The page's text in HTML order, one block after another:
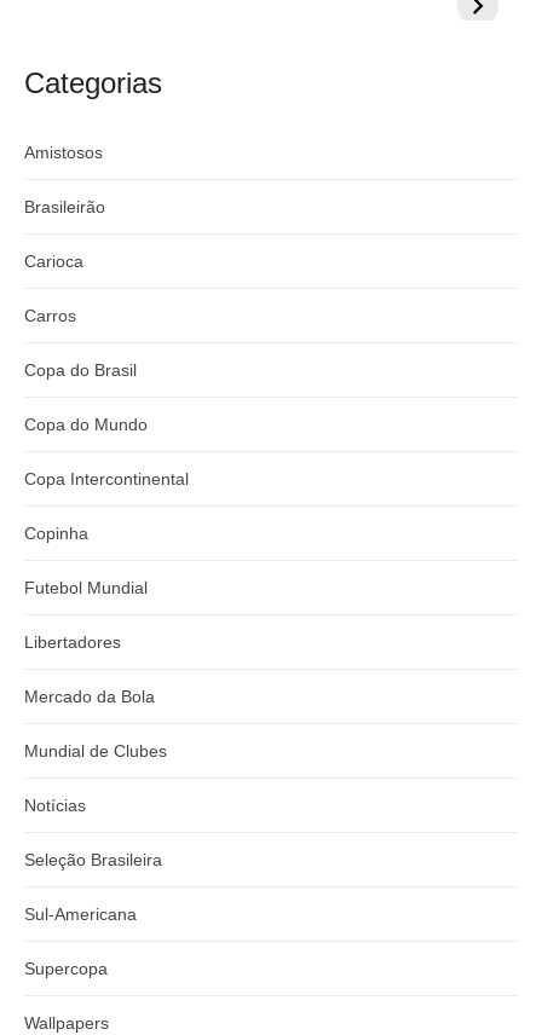
:argentino
do
Categorias
Amistosos
Brasileirão
Carioca
Carros
Copa do Brasil
Copa do Mundo
Copa Intercontinental
Copinha
Futebol Mundial
Libertadores
Mercado da Bola
Mundial de Clubes
Notícias
Seleção Brasileira
Sul-Americana
Supercopa
Wallpapers